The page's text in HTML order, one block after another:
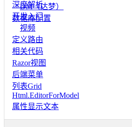
DM（达梦）
数据库配置
深度解析
开发入门
视频
定义路由
相关代码
Razor视图
后端菜单
列表Grid
Html.EditorForModel
属性显示文本